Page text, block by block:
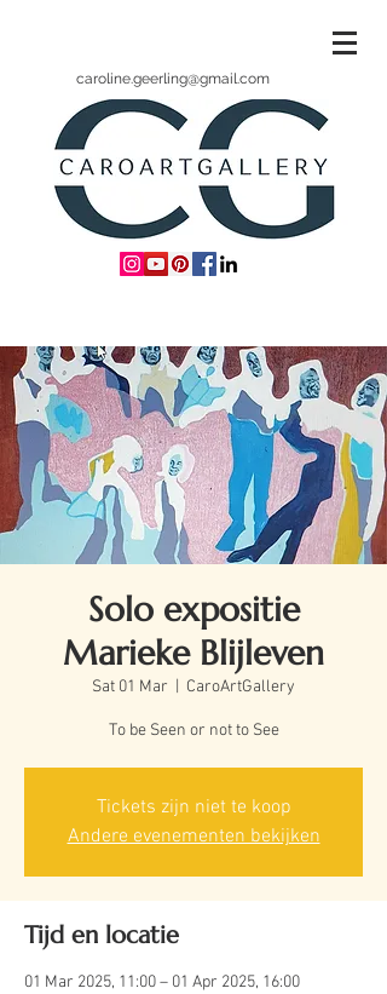
caroline.geerling@gmail.com
Solo expositie
Marieke Blijleven
Sat 01 Mar CaroArtGallery
To be Seen or not to See
Tickets zijn niet te koop
Andere evenementen bekijken
Tijd en locatie
01 Mar 2025, 11:00 – 01 Apr 2025, 16:00